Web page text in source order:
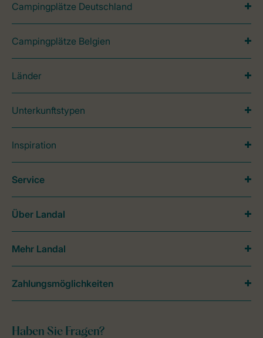
Campingplätze Deutschland
Campingplätze Belgien
Länder
Unterkunftstypen
Inspiration
Haben Sie Fragen?
Service
Über Landal
Mehr Landal
Zahlungsmöglichkeiten